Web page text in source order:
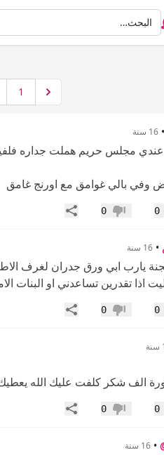
البحثالبحث…
1
• 16 سنة
عندي مجلس حريم هملت جداره
وفي بالي غوامق مع اورنج غامق
0 عدم إعجاب
0 مشاركة
• 16 سنة
يارب ابي ورق جدران لغرف
اذا تقدرين تساعدني او البنات
0 عدم إعجاب
0 مشاركة
الف شكر كلفت عليك الله يعطيك
0 عدم إعجاب
0 مشاركة
• 16 سنة